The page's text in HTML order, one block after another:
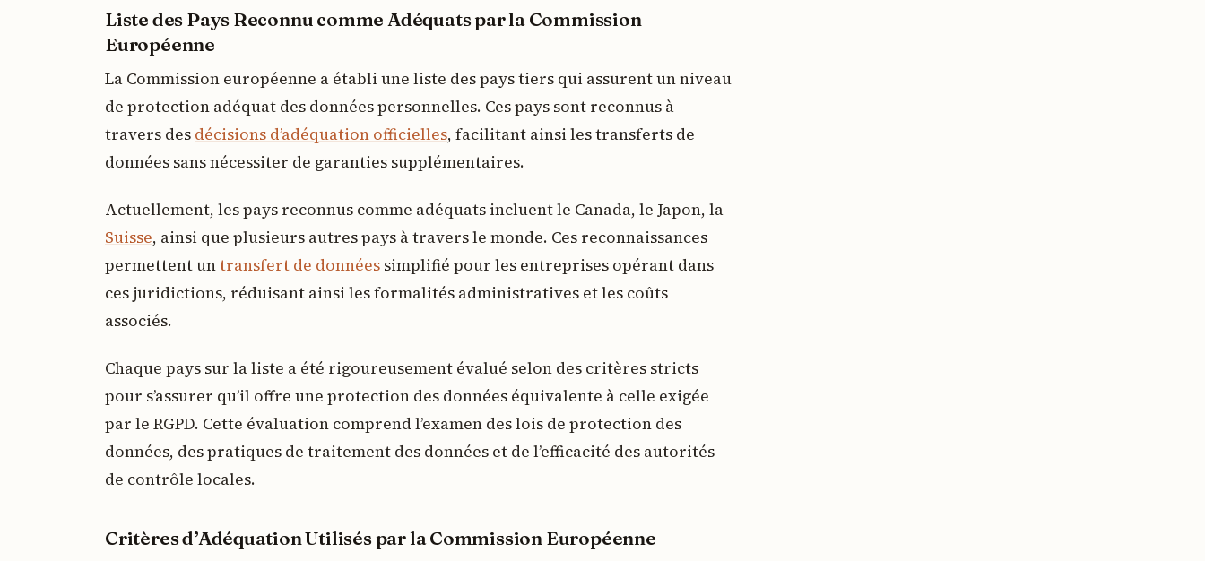
Liste des Pays Reconnu comme Adéquats par la Commission
Européenne
La Commission européenne a établi une liste des pays tiers qui assurent un niveau
de protection adéquat des données personnelles. Ces pays sont reconnus à
travers des décisions d’adéquation officielles, facilitant ainsi les transferts de
données sans nécessiter de garanties supplémentaires.
Actuellement, les pays reconnus comme adéquats incluent le Canada, le Japon, la
Suisse, ainsi que plusieurs autres pays à travers le monde. Ces reconnaissances
permettent untransfert de données simplifié pour les entreprises opérant dans
ces juridictions, réduisant ainsi les formalités administratives et les coûts
associés.
Chaque pays sur la liste a été rigoureusement évalué selon des critères stricts
pour s’assurer qu’il offre une protection des données équivalente à celle exigée
par le RGPD. Cette évaluation comprend l’examen des lois de protection des
données, des pratiques de traitement des données et de l’efficacité des autorités
de contrôle locales.
Critères d’Adéquation Utilisés par la Commission Européenne